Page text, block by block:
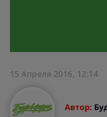
15 Апреля 2016, 12:14
Автор: